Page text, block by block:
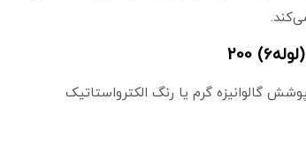
گالوانیزه گرم یا رنگ الکترواستاتیک